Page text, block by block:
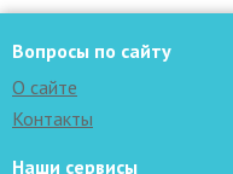
Вопросы по сайту
О сайте
Контакты
Наши сервисы